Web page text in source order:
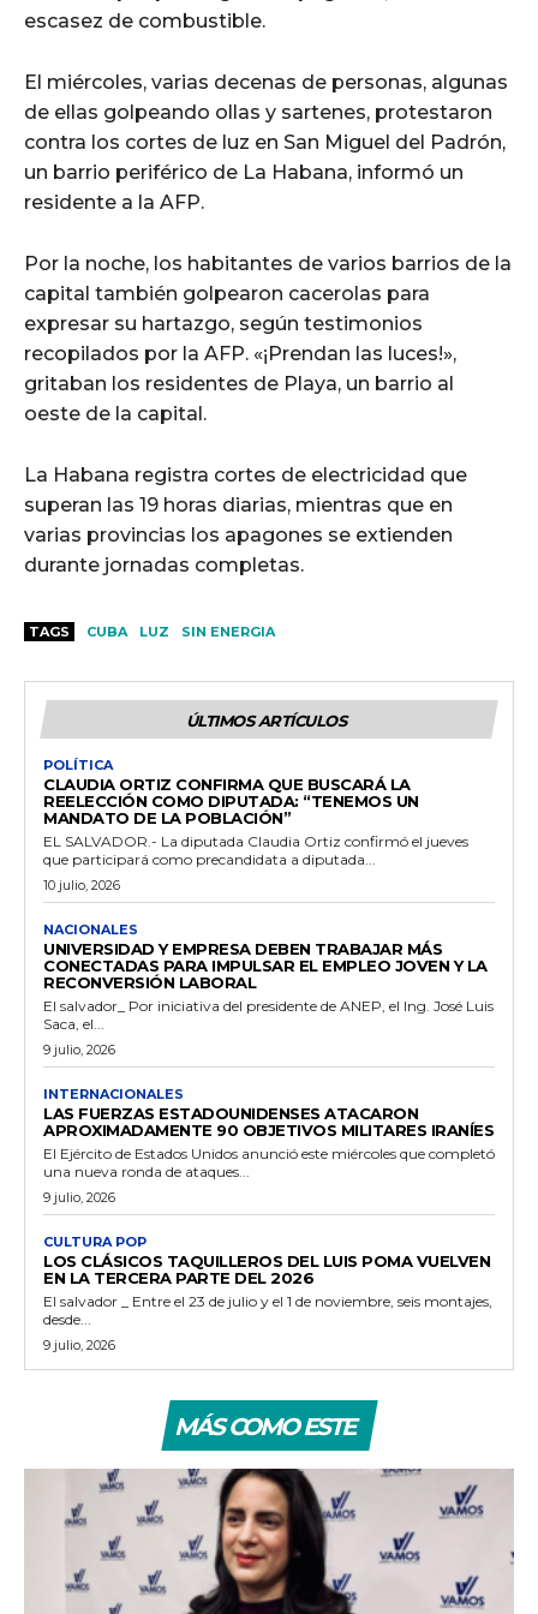
escasez de combustible.
El miércoles, varias decenas de personas, algunas
de ellas golpeando ollas y sartenes, protestaron
contra los cortes de luz en San Miguel del Padrón,
un barrio periférico de La Habana, informó un
residente a la AFP.
Por la noche, los habitantes de varios barrios de la
capital también golpearon cacerolas para
expresar su hartazgo, según testimonios
recopilados por la AFP. «¡Prendan las luces!»,
gritaban los residentes de Playa, un barrio al
oeste de la capital.
La Habana registra cortes de electricidad que
superan las 19 horas diarias, mientras que en
varias provincias los apagones se extienden
durante jornadas completas.
TAGS CUBA LUZ SIN ENERGIA
ÚLTIMOS ARTÍCULOS
POLÍTICA
CLAUDIA ORTIZ CONFIRMA QUE BUSCARÁ LA
REELECCIÓN COMO DIPUTADA: “TENEMOS UN
MANDATO DE LA POBLACIÓN”
EL SALVADOR.- La diputada Claudia Ortiz confirmó el jueves
que participará como precandidata a diputada...
10 julio, 2026
NACIONALES
UNIVERSIDAD Y EMPRESA DEBEN TRABAJAR MÁS
CONECTADAS PARA IMPULSAR EL EMPLEO JOVEN Y LA
RECONVERSIÓN LABORAL
El salvador_ Por iniciativa del presidente de ANEP, el Ing. José Luis
Saca, el...
9 julio, 2026
INTERNACIONALES
LAS FUERZAS ESTADOUNIDENSES ATACARON
APROXIMADAMENTE 90 OBJETIVOS MILITARES IRANÍES
El Ejército de Estados Unidos anunció este miércoles que completó
una nueva ronda de ataques...
9 julio, 2026
CULTURA POP
LOS CLÁSICOS TAQUILLEROS DEL LUIS POMA VUELVEN
EN LA TERCERA PARTE DEL 2026
El salvador _ Entre el 23 de julio y el 1 de noviembre, seis montajes,
desde...
9 julio, 2026
MÁS COMO ESTE